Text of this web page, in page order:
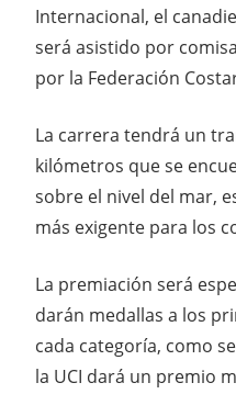
Internacional, el
será asistido por
por la Federación
La carrera tendrá un
kilómetros que se
sobre el nivel del mar,
más exigente para los
La premiación será
darán medallas a los
cada categoría, como
la UCI dará un premio